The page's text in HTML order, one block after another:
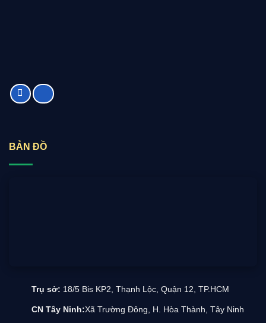
BẢN ĐỒ
Trụ sở: 18/5 Bis KP2, Thạnh Lộc, Quận 12, TP.HCM
CN Tây Ninh:Xã Trường Đông, H. Hòa Thành, Tây Ninh